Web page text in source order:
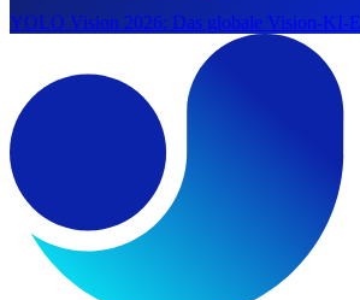
YOLO Vision 2026: Das globale Vision-KI-